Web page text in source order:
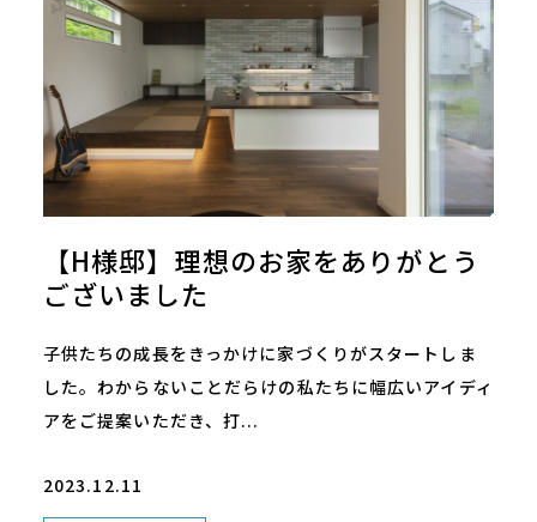
【H様邸】理想のお家をありがとう
ございました
子供たちの成長をきっかけに家づくりがスタートしま
した。わからないことだらけの私たちに幅広いアイディ
アをご提案いただき、打...
2023.12.11